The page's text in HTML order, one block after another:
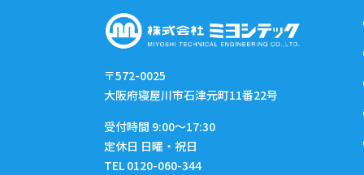
〒572-0025
大阪府寝屋川市石津元町11番22号
受付時間 9:00〜17:30
定休日 日曜・祝日
TEL 0120-060-344